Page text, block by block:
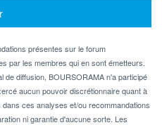
présentes sur le forum
par les membres qui en sont émetteurs.
de diffusion, BOURSORAMA n'a participé
aucun pouvoir discrétionnaire quant à
ces analyses et/ou recommandations
ni garantie d'aucune sorte. Les